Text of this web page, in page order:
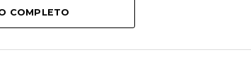
COMPLETO